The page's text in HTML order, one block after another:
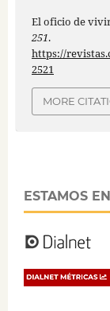
El oficio de
251.
https://
2521
MORE
ESTAMOS EN